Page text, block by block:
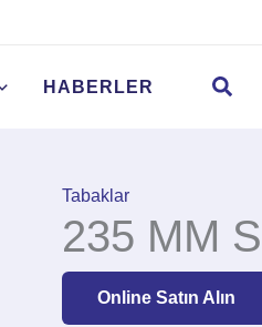
HABERLER Arama
Tabaklar
235 MM
Online Satın Alın